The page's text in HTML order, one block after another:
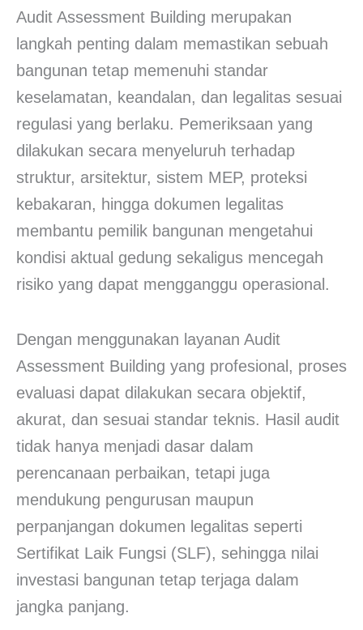
Audit Assessment Building merupakan
langkah penting dalam memastikan sebuah
bangunan tetap memenuhi standar
keselamatan, keandalan, dan legalitas sesuai
regulasi yang berlaku. Pemeriksaan yang
dilakukan secara menyeluruh terhadap
struktur, arsitektur, sistem MEP, proteksi
kebakaran, hingga dokumen legalitas
membantu pemilik bangunan mengetahui
kondisi aktual gedung sekaligus mencegah
risiko yang dapat mengganggu operasional.
Dengan menggunakan layanan Audit
Assessment Building yang profesional, proses
evaluasi dapat dilakukan secara objektif,
akurat, dan sesuai standar teknis. Hasil audit
tidak hanya menjadi dasar dalam
perencanaan perbaikan, tetapi juga
mendukung pengurusan maupun
perpanjangan dokumen legalitas seperti
Sertifikat Laik Fungsi (SLF), sehingga nilai
investasi bangunan tetap terjaga dalam
jangka panjang.